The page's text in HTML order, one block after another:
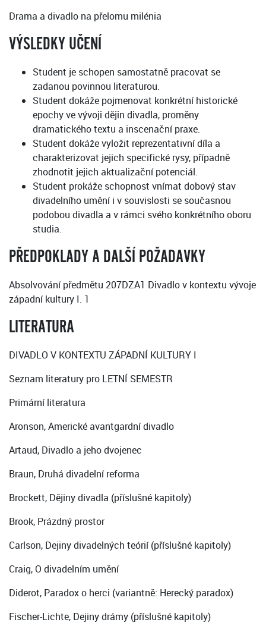
Drama a divadlo na přelomu milénia
VÝSLEDKY UČENÍ
Student je schopen samostatně pracovat se
zadanou povinnou literaturou.
Student dokáže pojmenovat konkrétní historické
epochy ve vývoji dějin divadla, proměny
dramatického textu a inscenační praxe.
Student dokáže vyložit reprezentativní díla a
charakterizovat jejich specifické rysy, případně
zhodnotit jejich aktualizační potenciál.
Student prokáže schopnost vnímat dobový stav
divadelního umění i v souvislosti se současnou
podobou divadla a v rámci svého konkrétního oboru
studia.
PŘEDPOKLADY A DALŠÍ POŽADAVKY
Absolvování předmětu 207DZA1 Divadlo v kontextu vývoje
západní kultury I. 1
LITERATURA
DIVADLO V KONTEXTU ZÁPADNÍ KULTURY I
Seznam literatury pro LETNÍ SEMESTR
Primární literatura
Aronson, Americké avantgardní divadlo
Artaud, Divadlo a jeho dvojenec
Braun, Druhá divadelní reforma
Brockett, Dějiny divadla (příslušné kapitoly)
Brook, Prázdný prostor
Carlson, Dejiny divadelných teórií (příslušné kapitoly)
Craig, O divadelním umění
Diderot, Paradox o herci (variantně: Herecký paradox)
Fischer-Lichte, Dejiny drámy (příslušné kapitoly)